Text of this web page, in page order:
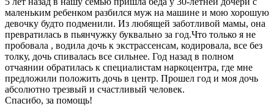
маленьким ребенком разбился муж на машине и мою хорошую
девочку будто подменили. Из любящей заботливой мамы, она
превратилась в пьянчужку буквально за год.Что только я не
пробовала , водила дочь к экстрассенсам, кодировала, все без
толку, дочь спивалась все сильнее. Год назад в полном
отчаянии обратилась к специалистам наркоцентра, где мне
предложили положить дочь в центр. Прошел год и моя дочь
абсолютно трезвый и счастливый человек.
Спасибо, за помощь!